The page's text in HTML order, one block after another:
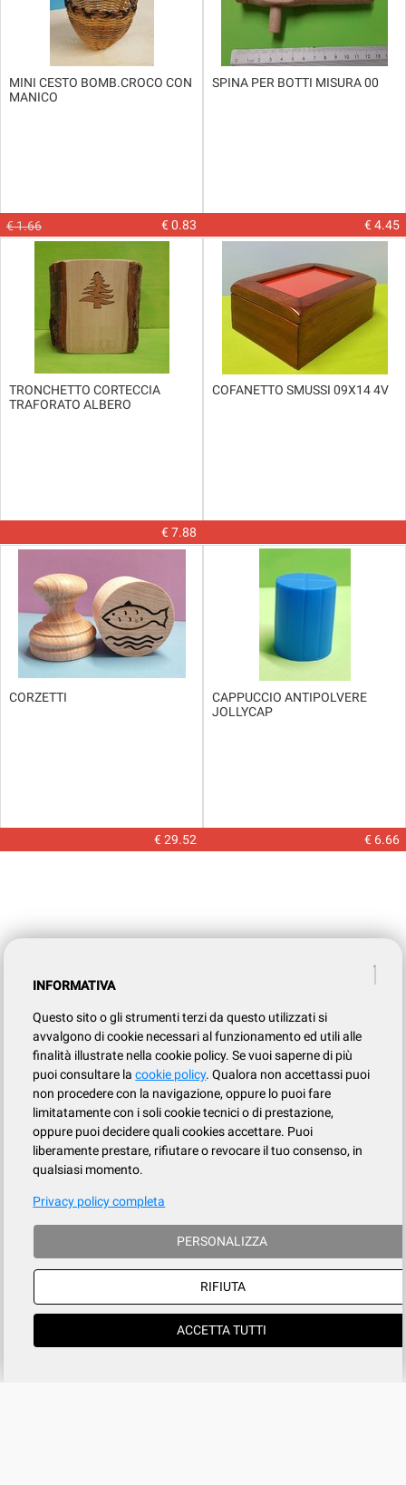
MINI CESTO BOMB.CROCO CON
MANICO
€ 1.66 € 0.83
SPINA PER BOTTI MISURA 00
€ 4.45
TRONCHETTO CORTECCIA
TRAFORATO ALBERO
€ 7.88
COFANETTO SMUSSI 09X14 4V
CORZETTI
€ 29.52
CAPPUCCIO ANTIPOLVERE
JOLLYCAP
€ 6.66
INFORMATIVA
Questo sito o gli strumenti terzi da questo utilizzati si
avvalgono di cookie necessari al funzionamento ed utili alle
finalità illustrate nella cookie policy. Se vuoi saperne di più
puoi consultare lacookie policy. Qualora non accettassi puoi
non procedere con la navigazione, oppure lo puoi fare
limitatamente con i soli cookie tecnici o di prestazione,
oppure puoi decidere quali cookies accettare. Puoi
liberamente prestare, rifiutare o revocare il tuo consenso, in
qualsiasi momento.
Privacy policy completa
PERSONALIZZA
RIFIUTA
ACCETTA TUTTI